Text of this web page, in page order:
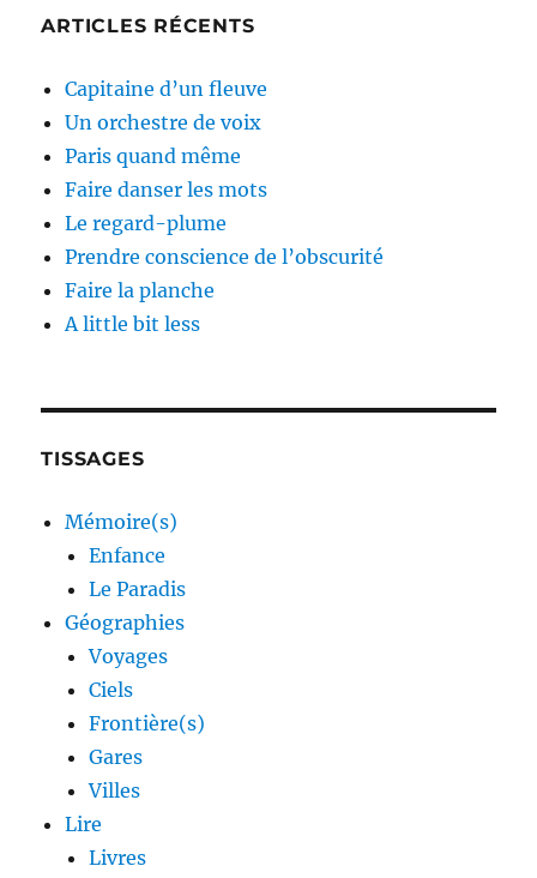
ARTICLES RÉCENTS
Capitaine d’un fleuve
Un orchestre de voix
Paris quand même
Faire danser les mots
Le regard-plume
Prendre conscience de l’obscurité
Faire la planche
A little bit less
TISSAGES
Mémoire(s)
Enfance
Le Paradis
Géographies
Voyages
Ciels
Frontière(s)
Gares
Villes
Lire
Livres